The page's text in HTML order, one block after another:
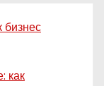
бизнес
как